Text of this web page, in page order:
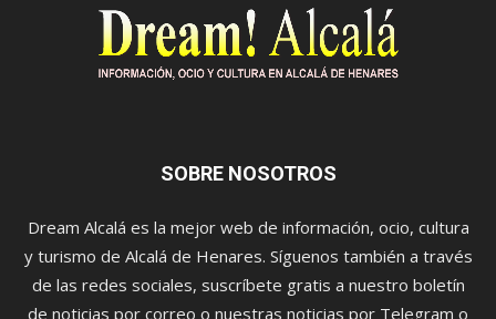
SOBRE NOSOTROS
Dream Alcalá es la mejor web de información, ocio, cultura
y turismo de Alcalá de Henares. Síguenos también a través
de las redes sociales, suscríbete gratis a nuestro boletín
de noticias por correo o nuestras noticias por Telegram o